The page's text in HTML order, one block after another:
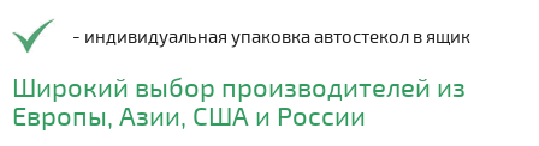
- индивидуальная упаковка автостекол в ящик
Широкий выбор производителей из
Европы, Азии, США и России